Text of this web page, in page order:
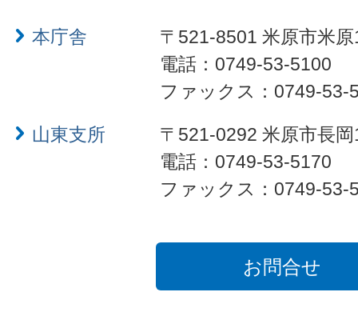
本庁舎
〒521-8501 米原市米
電話：0749-53-5100
ファックス：0749-53-
山東支所
〒521-0292 米原市長
電話：0749-53-5170
ファックス：0749-53-
お問合せ